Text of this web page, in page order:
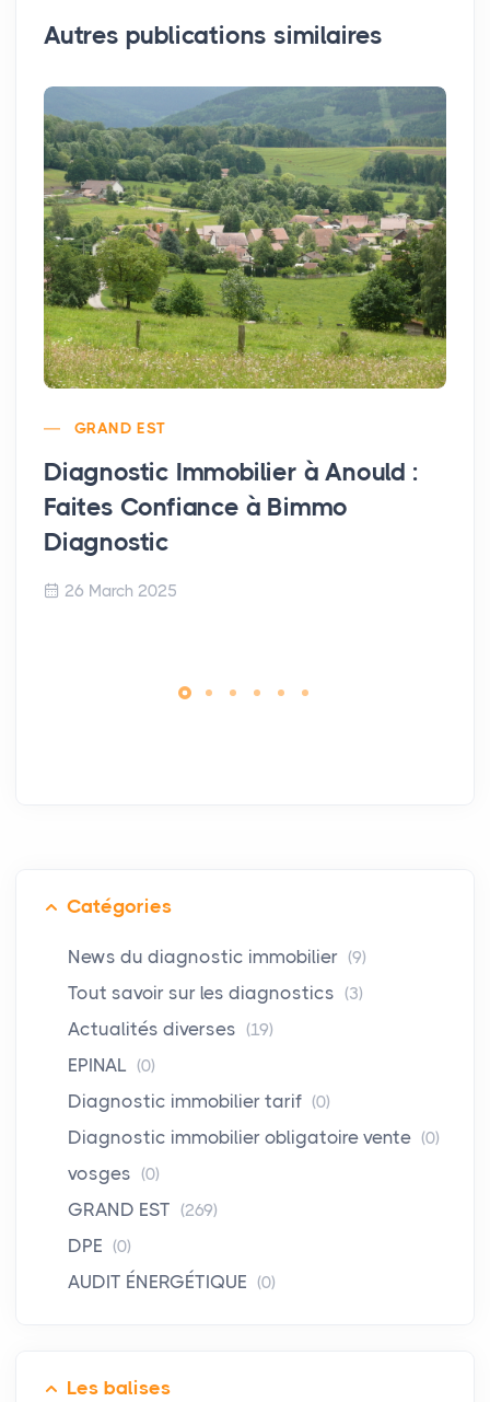
Autres publications similaires
GRAND EST
Diagnostic Immobilier à Anould :
Faites Confiance à Bimmo
Diagnostic
26 March 2025
Catégories
News du diagnostic immobilier (9)
Tout savoir sur les diagnostics (3)
Actualités diverses (19)
EPINAL (0)
Diagnostic immobilier tarif (0)
Diagnostic immobilier obligatoire vente (0)
vosges (0)
GRAND EST (269)
DPE (0)
AUDIT ÉNERGÉTIQUE (0)
Les balises